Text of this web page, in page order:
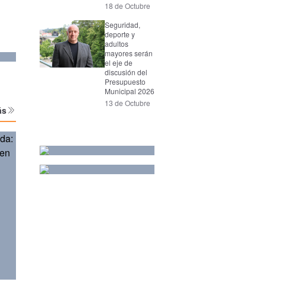
18 de Octubre
Seguridad,
deporte y
adultos
mayores serán
el eje de
discusión del
Presupuesto
Municipal 2026
13 de Octubre